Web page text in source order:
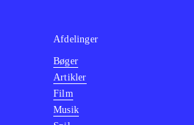
Afdelinger
Bøger
Artikler
Film
Musik